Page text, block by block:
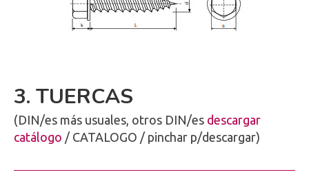
3. TUERCAS
(DIN/es más usuales, otros DIN/es descargar
catálogo / CATALOGO / pinchar p/descargar)